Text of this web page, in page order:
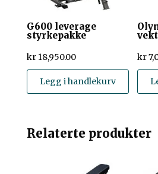
G600 leverage
styrkepakke
kr18,950.00
Legg i handlekurv
kr
Relaterte produkter